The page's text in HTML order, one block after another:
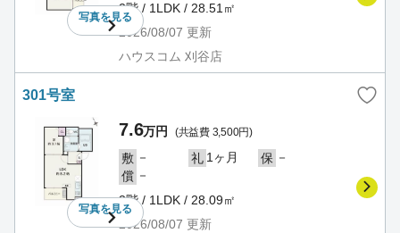
写真を見る
2階 / 1LDK / 28.51㎡
2026/08/07 更新
ハウスコム 刈谷店
301号室
写真を見る
7.6万円 (共益費 3,500円)
敷 － 礼 1ヶ月 保 －
償 －
3階 / 1LDK / 28.09㎡
2026/08/07 更新